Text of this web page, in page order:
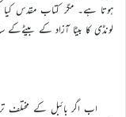
ہوتا ہے۔ مگر کتاب مقدس
لونڈی کا بیٹا آزاد کے بیٹےکے ساتھ
اب اگر بائبل کے مختلف